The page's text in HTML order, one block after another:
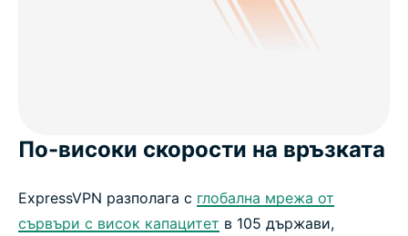
По-високи скорости на връзката
ExpressVPN разполага с глобална мрежа от
сървъри с висок капацитет в 105 държави,